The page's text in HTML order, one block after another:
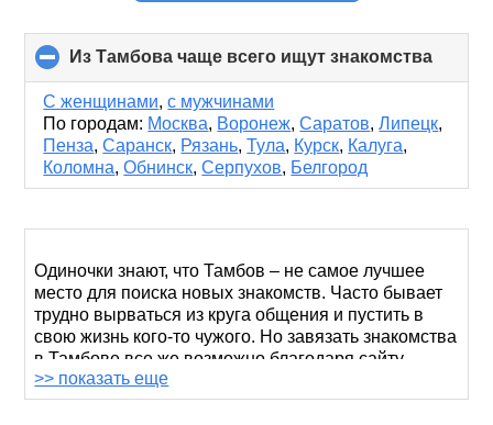
Из Тамбова чаще всего ищут знакомства
to
С женщинами,с мужчинами
По городам: Москва, Воронеж,Саратов,Липецк,
Пенза,Саранск, Рязань,Тула, Курск, Калуга,
Коломна,Обнинск,Серпухов, Белгород
Одиночки знают, что Тамбов – не самое лучшее
место для поиска новых знакомств. Часто бывает
трудно вырваться из круга общения и пустить в
свою жизнь кого-то чужого. Но завязать знакомства
в Тамбове все же возможно благодаря сайту
RusDate.
>> показать еще